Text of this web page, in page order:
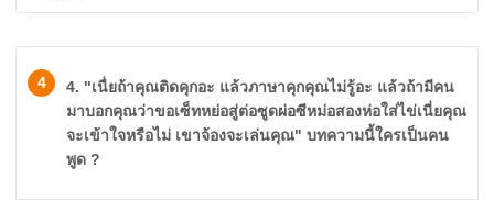
4
4. "เนื่ยถ้าคุณติดคุกอะ แล้วภาษาคุกคุณไม่รู้อะ แล้วถ้ามีคน
มาบอกคุณว่าขอเซ็ทหย่อสู่ต่อซูดผ่อซีหม่อสองห่อใส่ไข่เนี่ยคุณ
จะเข้าใจหรือไม่ เขาจ้องจะเล่นคุณ" บทความนี้ใครเป็นคน
พูด ?